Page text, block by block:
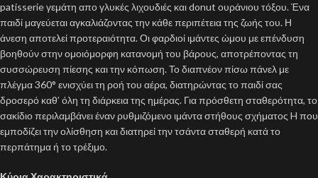
patisserie γεμάτη απο γλυκές λιχουδιές και donut ουράνιου τόξου. Ένα
παιδί μαγεύεται αγκαλιάζοντας την κάθε περιπέτεια της ζωής του. Η
άνεση αποτελεί προτεραιότητα. Οι φαρδιοί ιμάντες ώμου με επένδυση
βοηθούν στην ομοιόμορφη κατανομή του βάρους, αποτρέποντας τη
συσσώρευση πίεσης και την κόπωση. Το διαπνέον πίσω πάνελ με
πλέγμα 360° ενισχύει τη ροή του αέρα, διατηρώντας το παιδί σας
δροσερό καθ’ όλη τη διάρκεια της ημέρας. Για πρόσθετη σταθερότητα, το
σακίδιο περιλαμβάνει έναν ρυθμιζόμενο ιμάντα στήθους σχήματος H που
εμποδίζει την ολίσθηση και διατηρεί την τσάντα σταθερή κατά το
περπάτημα ή το τρέξιμο.